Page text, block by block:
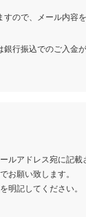
すので、メール内容
行振込でのご入金
アドレス宛に記載
願い致します。
記してください。